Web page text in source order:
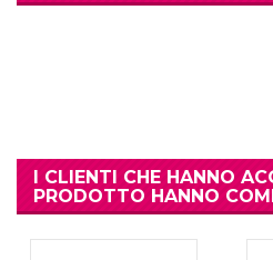
I CLIENTI CHE HANNO
PRODOTTO HANNO